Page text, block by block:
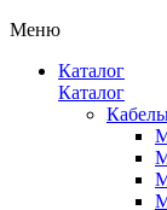
Меню
Каталог
Каталог